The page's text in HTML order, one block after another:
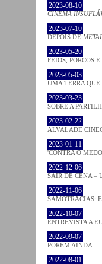
2023-08-10
CINEMA
2023-07-10
DEPOIS DE
2023-05-20
FEIOS, PORCOS
2023-05-03
UMA TERRA
2023-03-23
SOBRE A
2023-02-22
ALVALADE
2023-01-11
'CONTRA O
2022-12-06
SAIR DE CENA –
2022-11-06
SAMOTRACIAS:
2022-10-07
ENTREVISTA A
2022-09-07
PORÉM AINDA. —
2022-08-01